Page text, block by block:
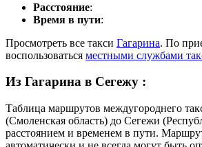
Расстояние:
Время в пути:
Просмотреть все такси Гагарина. По
воспользоваться местными службами
Из Гагарина в Сегежу :
Таблица маршрутов междугороднего
(Смоленская область) до Сегежи
расстоянием и временем в пути.